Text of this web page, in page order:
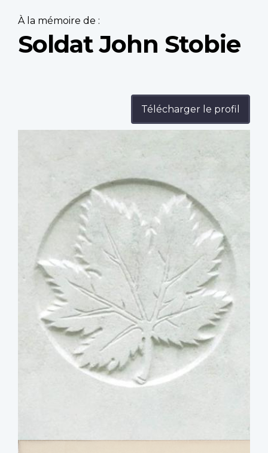
À la mémoire de :
Soldat John Stobie
Télécharger le profil